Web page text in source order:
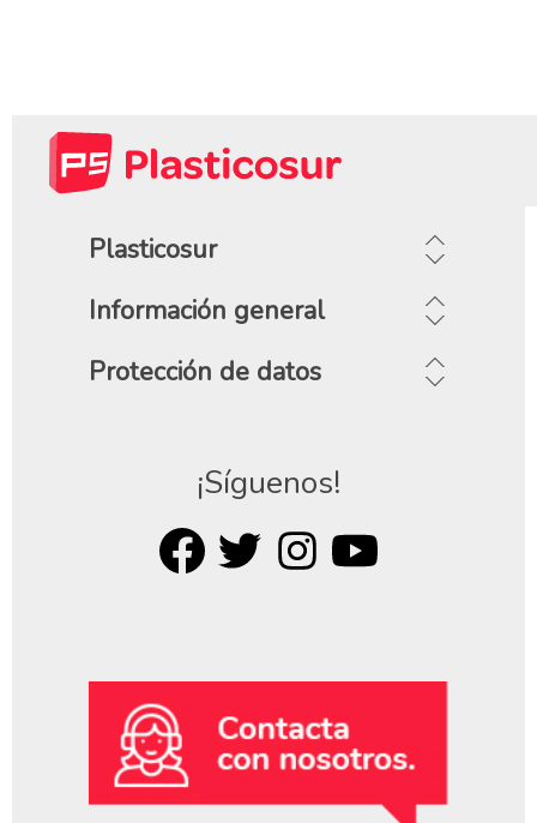
Plasticosur
Información general
Protección de datos
¡Síguenos!